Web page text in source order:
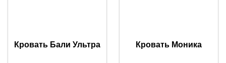
Кровать Бали Ультра Кровать Моника